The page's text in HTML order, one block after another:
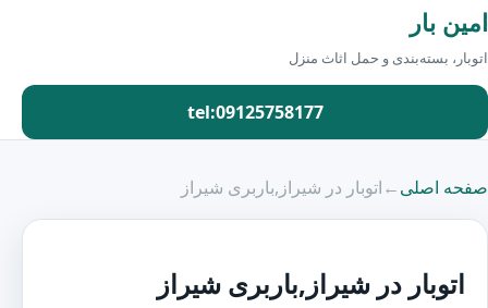
امین بار
اتوبار، بسته‌بندی و حمل اثاث منزل
tel:09125758177
صفحه اصلی←اتوبار در شیراز,باربری شیراز
اتوبار در شیراز,باربری شیراز